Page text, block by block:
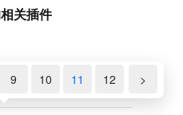
关插件
9 10 11 12 >